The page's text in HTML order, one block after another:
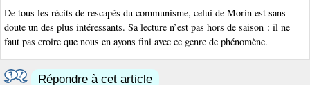
De tous les récits de rescapés du communisme, celui de Morin est sans
doute un des plus intéressants. Sa lecture n’est pas hors de saison : il ne
faut pas croire que nous en ayons fini avec ce genre de phénomène.
Répondre à cet article